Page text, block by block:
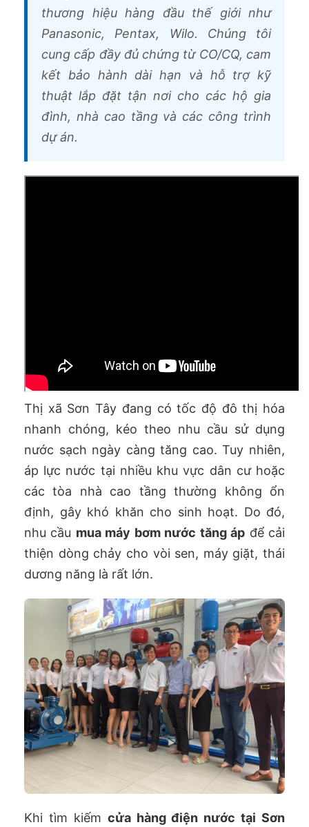
thương hiệu hàng đầu thế giới như
Panasonic, Pentax, Wilo. Chúng tôi
cung cấp đầy đủ chứng từ CO/CQ, cam
kết bảo hành dài hạn và hỗ trợ kỹ
thuật lắp đặt tận nơi cho các hộ gia
đình, nhà cao tầng và các công trình
dự án.
Thị xã Sơn Tây đang có tốc độ đô thị hóa
nhanh chóng, kéo theo nhu cầu sử dụng
nước sạch ngày càng tăng cao. Tuy nhiên,
áp lực nước tại nhiều khu vực dân cư hoặc
các tòa nhà cao tầng thường không ổn
định, gây khó khăn cho sinh hoạt. Do đó,
nhu cầu mua máy bơm nước tăng áp để cải
thiện dòng chảy cho vòi sen, máy giặt, thái
dương năng là rất lớn.
Khi tìm kiếm cửa hàng điện nước tại Sơn